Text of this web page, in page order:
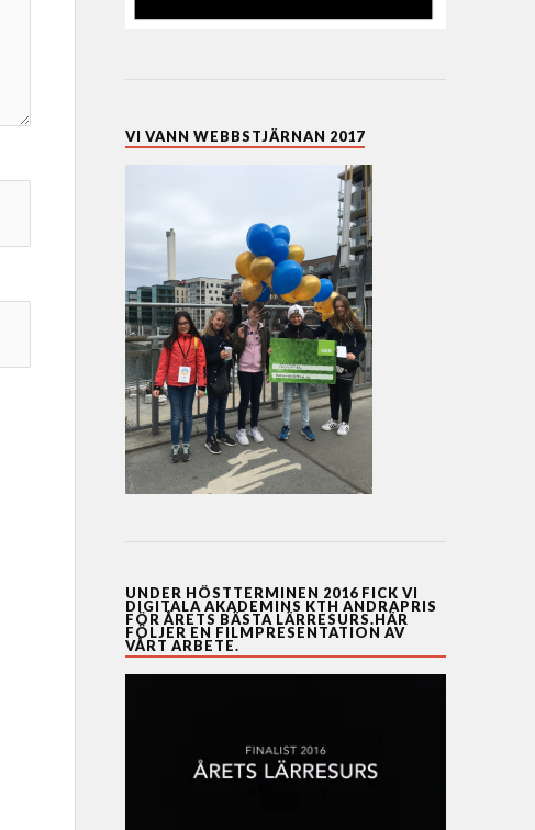
VI VANN WEBBSTJÄRNAN 2017
UNDER HÖSTTERMINEN 2016 FICK VI
DIGITALA AKADEMINS KTH ANDRAPRIS
FÖR ÅRETS BÄSTA LÄRRESURS.HÄR
FÖLJER EN FILMPRESENTATION AV
VÅRT ARBETE.